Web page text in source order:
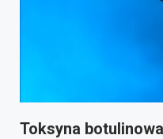
Toksyna